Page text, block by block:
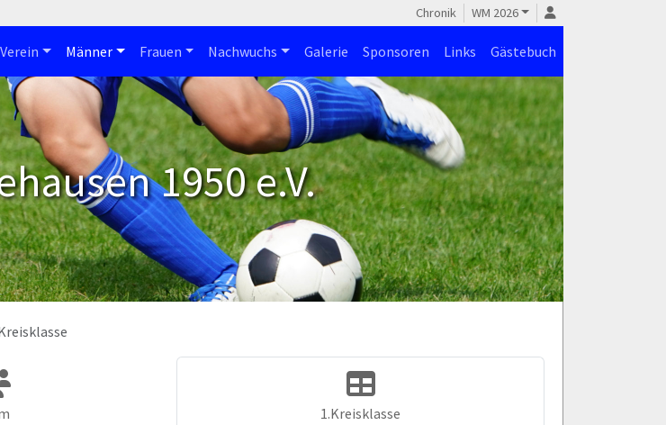
Chronik WM 2026
Verein Männer Frauen Nachwuchs Galerie Sponsoren Links Gästebuch
1950 e.V.
1.Kreisklasse